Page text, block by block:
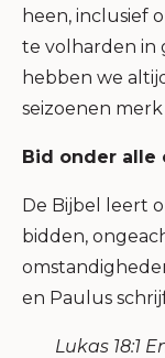
heen, inclusief
te volharden in
hebben we
seizoenen
Bid onder alle
De Bijbel leert
bidden,
en Paulus
Lukas 18:1